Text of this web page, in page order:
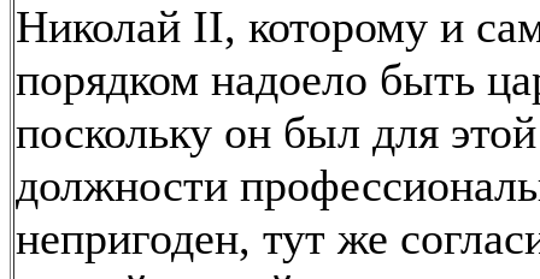
Николай II, которому и
порядком надоело быть
поскольку он был для этой
должности
непригоден, тут же